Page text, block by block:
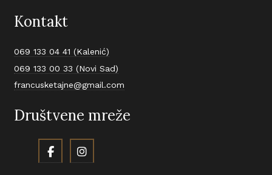
Kontakt
069 133 04 41 (Kalenić)
069 133 00 33 (Novi Sad)
francusketajne@gmail.com
Društvene mreže